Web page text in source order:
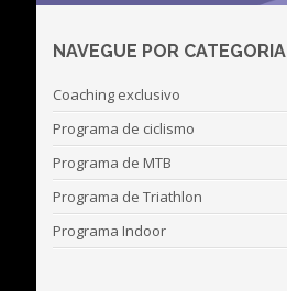
NAVEGUE POR CATEGORIA
Coaching exclusivo
Programa de ciclismo
Programa de MTB
Programa de Triathlon
Programa Indoor